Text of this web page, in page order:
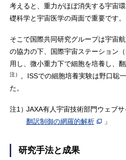
考えると、重力がほぼ消失する宇宙
礎科学と宇宙医学の両面で重要です。
そこで国際共同研究グループは宇宙
の協力の下、国際宇宙ステーション
用し、微小重力下で細胞を培養し、
注） 。ISSでの細胞培養実験は野口聡
た。
注1）JAXA有人宇宙技術部門ウェブサ
翻訳制御の網羅的解析
」
研究手法と成果